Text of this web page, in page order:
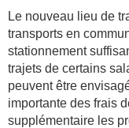
Le nouveau lieu de
transports en
stationnement
trajets de certains
peuvent être
importante des frais
supplémentaire les